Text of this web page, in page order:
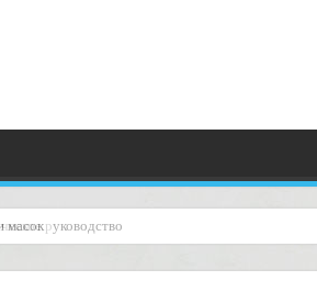
руководство